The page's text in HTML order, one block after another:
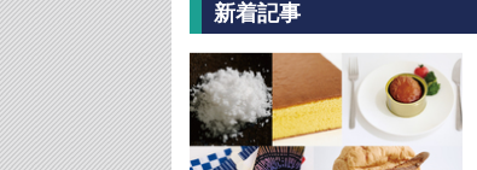
新着記事